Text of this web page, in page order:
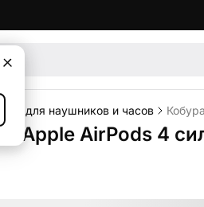
для наушников и часов
Apple AirPods 4